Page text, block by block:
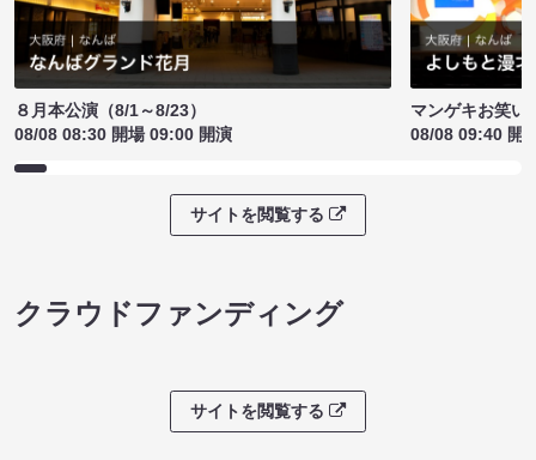
８月本公演（8/1～8/23）
08/08 08:30 開場 09:00 開演
マンゲキお笑い
08/08 09:40 開
サイトを閲覧する
クラウドファンディング
サイトを閲覧する